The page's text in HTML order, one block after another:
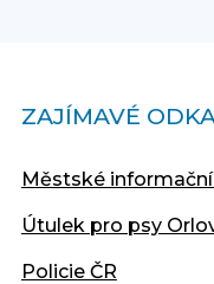
ZAJÍMAVÉ
Městské
Útulek pro psy
Policie ČR